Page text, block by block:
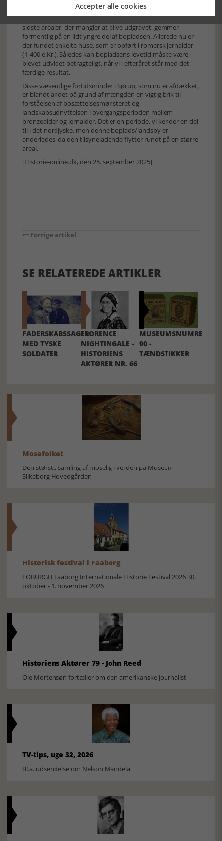
Arkæologerne forventer at færdiggøre de sidste
arkæologiske undersøgelser i løbet af efteråret 2024. De
sidste arealer, der mangler at blive udgravet, gemmer
formentlig på en lidt yngre del af bopladsen. Allerede nu er
der fundet enkelte huse, som er opført i romersk jernalder
(1-400 e.Kr.). Således kan bopladsens levetid måske være
blevet udvidet betragteligt, når vi i efteråret står med det
færdige resultat.
Disse væsentlige fortidsminder i Sørup, som nu er afdækket,
er blandt andet på grund af mængden en vigtig brik til
forståelsen af bosættelsesmønsteret og
landskabsudnyttelsen i overgangsperioden mellem
bronzealder og jernalder. Det er en periode, vi kender en del
til i det nordjyske, men denne boplads/landsby er
anderledes, da den tilsyneladende flytter rundt på en større
areal.
[Historie-online.dk, den 25. september 2025]
Forrige artikel
SE RELATEREDE ARTIKLER
FADERSKABSSAGER
MED TYSKE
SOLDATER
FLORENCE
NIGHTINGALE -
HISTORIENS
AKTØRER NR. 66
MUSEUMSNUMRE
90 -
TÆNDSTIKKER
Mosefolket
Den største samling af moselig i verden på Museum
Silkeborg Hovedgården
Historisk festival i Faaborg
FOBURGH Faaborg Internationale Historie Festival 2026 30.
oktober - 1. november 2026
Historiens Aktører 79 - John Reed
Ole Mortensøn fortæller om den amerikanske journalist
TV-tips, uge 32, 2026
Bl.a. udsendelse om Nelson Mandela
Accepter alle cookies